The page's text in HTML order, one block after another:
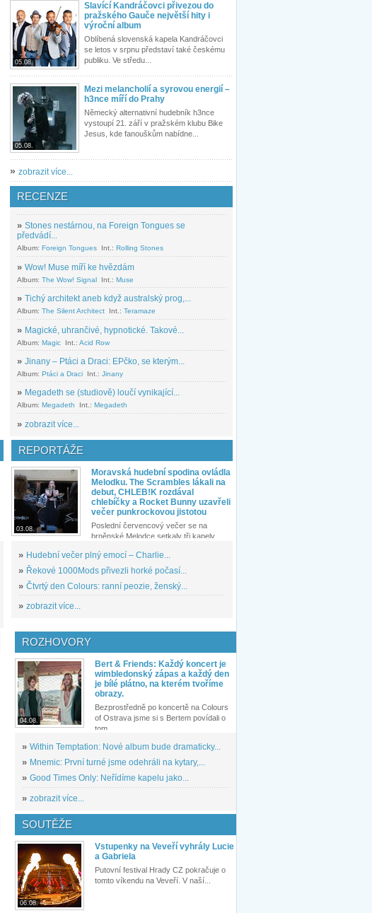
05.08.
Slavící Kandráčovci přivezou do
pražského Gauče největší hity i
výroční album
Oblíbená slovenská kapela Kandráčovci
se letos v srpnu představí také českému
publiku. Ve středu...
05.08.
Mezi melancholií a syrovou energií –
h3nce míří do Prahy
Německý alternativní hudebník h3nce
vystoupí 21. září v pražském klubu Bike
Jesus, kde fanouškům nabídne...
» zobrazit více...
RECENZE
» Stones nestárnou, na Foreign Tongues se
předvádí...
Album: Foreign Tongues Int.: Rolling Stones
» Wow! Muse míří ke hvězdám
Album: The Wow! Signal Int.: Muse
» Tichý architekt aneb když australský prog,...
Album: The Silent Architect Int.: Teramaze
» Magické, uhrančivé, hypnotické. Takové...
Album: Magic Int.: Acid Row
» Jinany – Ptáci a Draci: EPčko, se kterým...
Album: Ptáci a Draci Int.: Jinany
» Megadeth se (studiově) loučí vynikající...
Album: Megadeth Int.: Megadeth
» zobrazit více...
REPORTÁŽE
03.08.
Moravská hudební spodina ovládla
Melodku. The Scrambles lákali na
debut, CHLEB!K rozdával
chlebíčky a Rocket Bunny uzavřeli
večer punkrockovou jistotou
Poslední červencový večer se na
brněnské Melodce setkaly tři kapely...
» Hudební večer plný emocí – Charlie...
» Řekové 1000Mods přivezli horké počasí...
» Čtvrtý den Colours: ranní peozie, ženský...
» zobrazit více...
ROZHOVORY
04.08.
Bert & Friends: Každý koncert je
wimbledonský zápas a každý den
je bílé plátno, na kterém tvoříme
obrazy.
Bezprostředně po koncertě na Colours
of Ostrava jsme si s Bertem povídali o
tom,...
» Within Temptation: Nové album bude dramaticky...
» Mnemic: První turné jsme odehráli na kytary,...
» Good Times Only: Neřídíme kapelu jako...
» zobrazit více...
SOUTĚŽE
06.08.
Vstupenky na Veveří vyhrály Lucie
a Gabriela
Putovní festival Hrady CZ pokračuje o
tomto víkendu na Veveří. V naší...